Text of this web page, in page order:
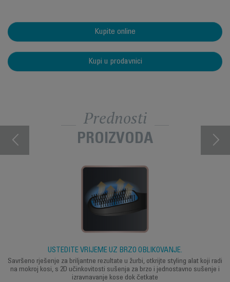
Kupite online
Kupi u prodavnici
Prednosti
PROIZVODA
UŠTEDITE VRIJEME UZ BRZO OBLIKOVANJE.
Savršeno rješenje za briljantne rezultate u žurbi, otkrijte styling alat koji radi
na mokroj kosi, s 2D učinkovitosti sušenja za brzo i jednostavno sušenje i
izravnavanje kose dok četkate